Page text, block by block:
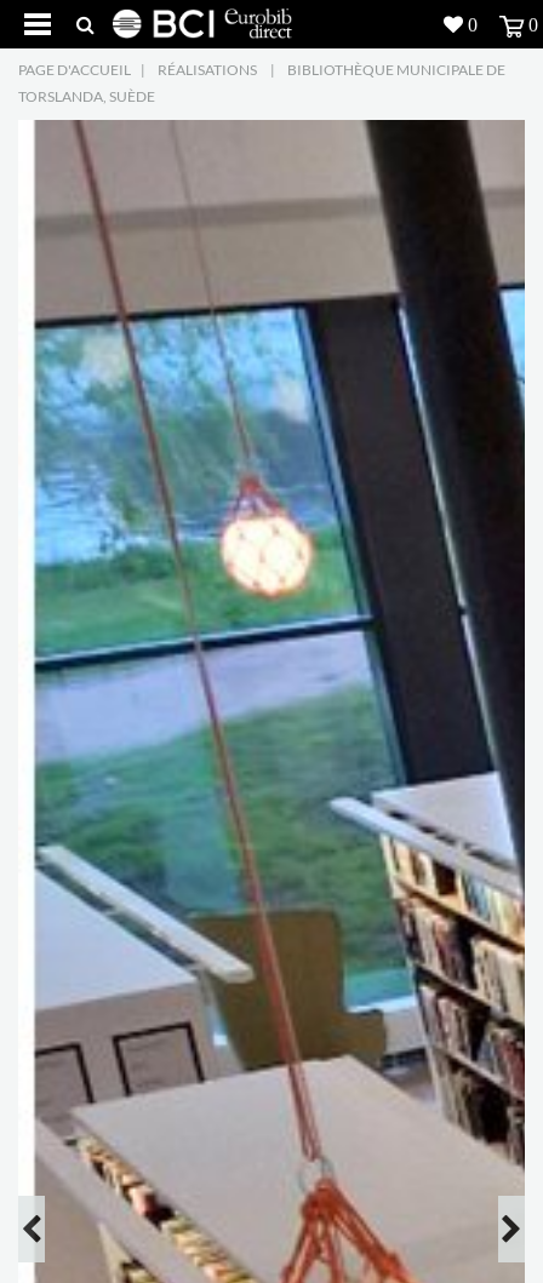
Réalisations
5
Produits
Inspiration
L'entreprise
Contact
PAGE D'ACCUEIL | RÉALISATIONS |
BIBLIOTHÈQUE MUNICIPALE DE
TORSLANDA, SUÈDE
0 0